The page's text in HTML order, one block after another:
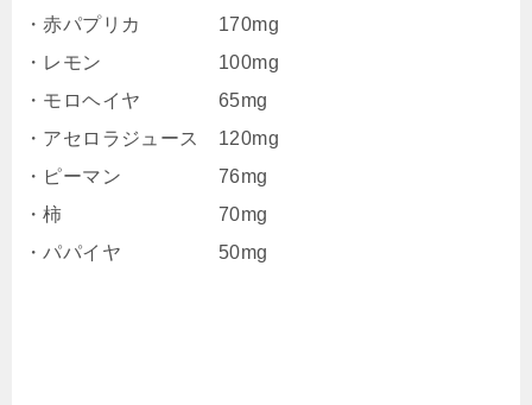
・赤パプリカ 170mg
・レモン 100mg
・モロヘイヤ 65mg
・アセロラジュース 120mg
・ピーマン 76mg
・柿 70mg
・パパイヤ 50mg